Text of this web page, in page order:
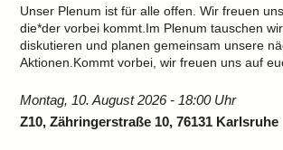
Unser Plenum ist für alle offen. Wir freuen
die*der vorbei kommt.Im Plenum tauschen
diskutieren und planen gemeinsam unsere
Aktionen.Kommt vorbei, wir freuen uns auf
Montag, 10. August 2026 - 18:00 Uhr
Z10, Zähringerstraße 10, 76131 Karlsruhe